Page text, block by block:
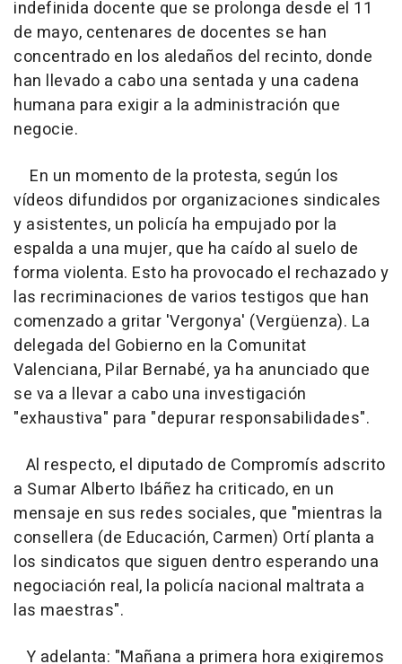
indefinida docente que se prolonga desde el 11
de mayo, centenares de docentes se han
concentrado en los aledaños del recinto, donde
han llevado a cabo una sentada y una cadena
humana para exigir a la administración que
negocie.
En un momento de la protesta, según los
vídeos difundidos por organizaciones sindicales
y asistentes, un policía ha empujado por la
espalda a una mujer, que ha caído al suelo de
forma violenta. Esto ha provocado el rechazado y
las recriminaciones de varios testigos que han
comenzado a gritar 'Vergonya' (Vergüenza). La
delegada del Gobierno en la Comunitat
Valenciana, Pilar Bernabé, ya ha anunciado que
se va a llevar a cabo una investigación
"exhaustiva" para "depurar responsabilidades".
Al respecto, el diputado de Compromís adscrito
a Sumar Alberto Ibáñez ha criticado, en un
mensaje en sus redes sociales, que "mientras la
consellera (de Educación, Carmen) Ortí planta a
los sindicatos que siguen dentro esperando una
negociación real, la policía nacional maltrata a
las maestras".
Y adelanta: "Mañana a primera hora exigiremos